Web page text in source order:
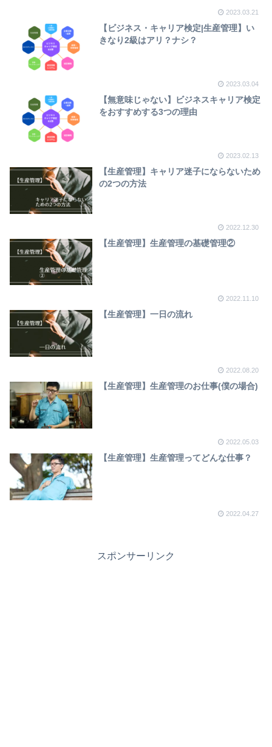
2023.03.21
【ビジネス・キャリア検定|生産管理】い
きなり2級はアリ？ナシ？
2023.03.04
【無意味じゃない】ビジネスキャリア検定
をおすすめする3つの理由
2023.02.13
【生産管理】キャリア迷子にならないため
の2つの方法
2022.12.30
【生産管理】生産管理の基礎管理②
2022.11.10
【生産管理】一日の流れ
2022.08.20
【生産管理】生産管理のお仕事(僕の場合)
2022.05.03
【生産管理】生産管理ってどんな仕事？
2022.04.27
スポンサーリンク